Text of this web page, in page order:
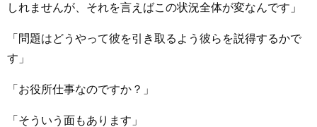
しれませんが、それを言えばこの状況全体が変なんです」
「問題はどうやって彼を引き取るよう彼らを説得するかで
す」
「お役所仕事なのですか？」
「そういう面もあります」